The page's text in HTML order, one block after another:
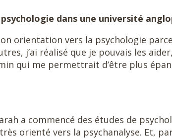
dans une université
orientation vers la psychologie
j’ai réalisé que je pouvais les
qui me permettrait d’être plus
a commencé des études de
orienté vers la psychanalyse. Et,